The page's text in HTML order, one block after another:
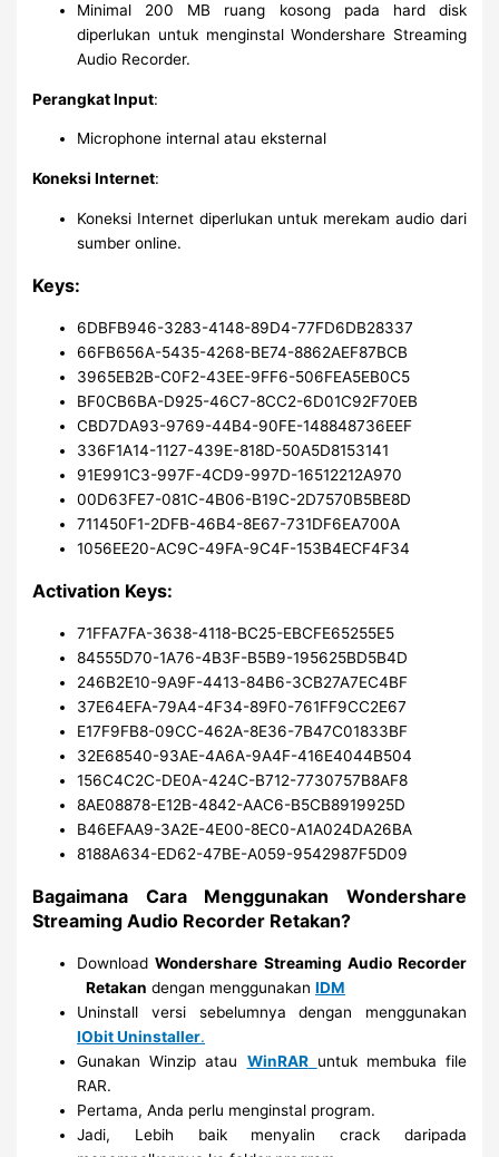
Minimal 200 MB ruang kosong pada hard disk
diperlukan untuk menginstal Wondershare Streaming
Audio Recorder.
Perangkat Input:
Microphone internal atau eksternal
Koneksi Internet:
Koneksi Internet diperlukan untuk merekam audio dari
sumber online.
Keys:
6DBFB946-3283-4148-89D4-77FD6DB28337
66FB656A-5435-4268-BE74-8862AEF87BCB
3965EB2B-C0F2-43EE-9FF6-506FEA5EB0C5
BF0CB6BA-D925-46C7-8CC2-6D01C92F70EB
CBD7DA93-9769-44B4-90FE-148848736EEF
336F1A14-1127-439E-818D-50A5D8153141
91E991C3-997F-4CD9-997D-16512212A970
00D63FE7-081C-4B06-B19C-2D7570B5BE8D
711450F1-2DFB-46B4-8E67-731DF6EA700A
1056EE20-AC9C-49FA-9C4F-153B4ECF4F34
Activation Keys:
71FFA7FA-3638-4118-BC25-EBCFE65255E5
84555D70-1A76-4B3F-B5B9-195625BD5B4D
246B2E10-9A9F-4413-84B6-3CB27A7EC4BF
37E64EFA-79A4-4F34-89F0-761FF9CC2E67
E17F9FB8-09CC-462A-8E36-7B47C01833BF
32E68540-93AE-4A6A-9A4F-416E4044B504
156C4C2C-DE0A-424C-B712-7730757B8AF8
8AE08878-E12B-4842-AAC6-B5CB8919925D
B46EFAA9-3A2E-4E00-8EC0-A1A024DA26BA
8188A634-ED62-47BE-A059-9542987F5D09
Bagaimana Cara Menggunakan Wondershare
Streaming Audio Recorder Retakan?
DownloadWondershare Streaming Audio Recorder
Retakan dengan menggunakanIDM
Uninstall versi sebelumnya dengan menggunakan
IObit Uninstaller.
Gunakan Winzip atau WinRAR untuk membuka file
RAR.
Pertama, Anda perlu menginstal program.
Jadi, Lebih baik menyalin crack daripada